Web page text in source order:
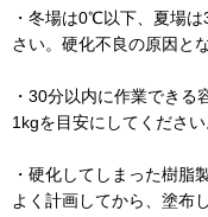
・冬場は0℃以下、夏場
さい。硬化不良の原因と
・30分以内に作業できる
1kgを目安にしてください
・硬化してしまった樹脂
よく計画してから、塗布